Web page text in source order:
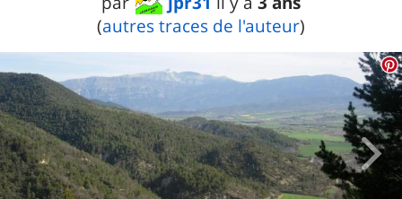
(autres traces de l'auteur)